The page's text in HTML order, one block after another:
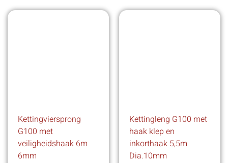
Kettingviersprong
G100 met
veiligheidshaak 6m
6mm
Kettingleng G100 met
haak klep en
inkorthaak 5,5m
Dia.10mm